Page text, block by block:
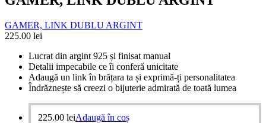
GAMER, LINK DUBLU ARGINT
225.00 lei
Lucrat din argint 925 și finisat manual
Detalii impecabile ce îi conferă unicitate
Adaugă un link în brățara ta și exprimă-ți personalitatea
Îndrăznește să creezi o bijuterie admirată de toată lumea
225.00 leiAdaugă în coș